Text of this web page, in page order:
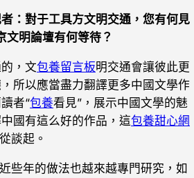
：對于工具方文明交通，您有何見
明論壇有何等待？
，文包養留言板明交通會讓彼此更
所以應當盡力翻譯更多中國文學作
者“包養看見”，展示中國文學的魅
國有這么好的作品，這包養甜心網
談起。
年的做法也越來越專門研究，如